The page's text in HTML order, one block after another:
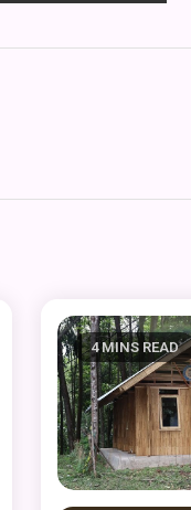
4 MINS READ